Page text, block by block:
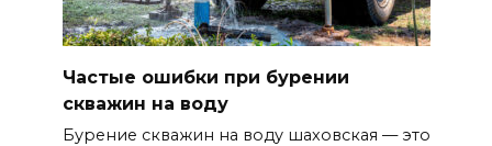
Частые ошибки при бурении
скважин на воду
Бурение скважин на воду шаховская — это